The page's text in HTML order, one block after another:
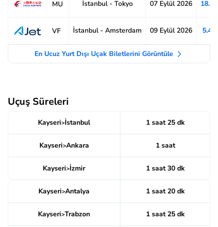
MU İstanbul - Tokyo 07 Eylül 2026
VF İstanbul - Amsterdam 09 Eylül 2026
En Ucuz Yurt Dışı Uçak Biletlerini Görüntüle
Uçuş Süreleri
Kayseri>İstanbul 1 saat 25 dk
Kayseri>Ankara 1 saat
Kayseri>İzmir 1 saat 30 dk
Kayseri>Antalya 1 saat 20 dk
Kayseri>Trabzon 1 saat 25 dk